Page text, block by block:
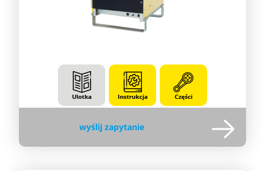
wyślij zapytanie